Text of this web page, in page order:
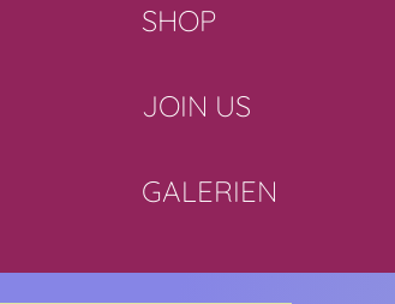
SHOP
JOIN US
GALERIEN